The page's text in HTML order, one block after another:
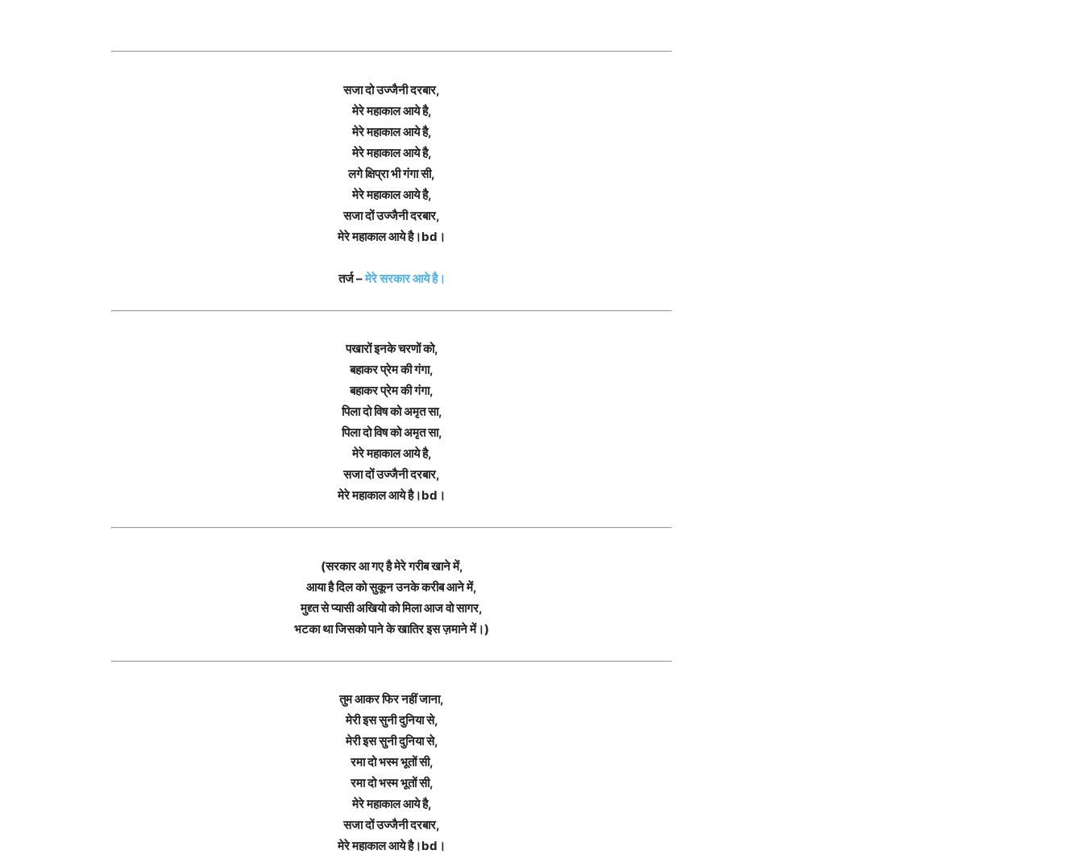
सजा दो उज्जैनी दरबार,
मेरे महाकाल आये है,
मेरे महाकाल आये है,
मेरे महाकाल आये है,
लगे क्षिप्रा भी गंगा सी,
मेरे महाकाल आये है,
सजा दों उज्जैनी दरबार,
मेरे महाकाल आये है।bd।
तर्ज –मेरे सरकार आये है।
पखारों इनके चरणों को,
बहाकर प्रेम की गंगा,
बहाकर प्रेम की गंगा,
पिला दो विष को अमृत सा,
पिला दो विष को अमृत सा,
मेरे महाकाल आये है,
सजा दों उज्जैनी दरबार,
मेरे महाकाल आये है।bd।
(सरकार आ गए है मेरे गरीब खाने में,
आया है दिल को सुकून उनके करीब आने में,
मुद्द्त से प्यासी अखियो को मिला आज वो सागर,
भटका था जिसको पाने के खातिर इस ज़माने में।)
तुम आकर फिर नहीं जाना,
मेरी इस सुनी दुनिया से,
मेरी इस सुनी दुनिया से,
रमा दो भस्म भूतों सी,
रमा दो भस्म भूतों सी,
मेरे महाकाल आये है,
सजा दों उज्जैनी दरबार,
मेरे महाकाल आये है।bd।